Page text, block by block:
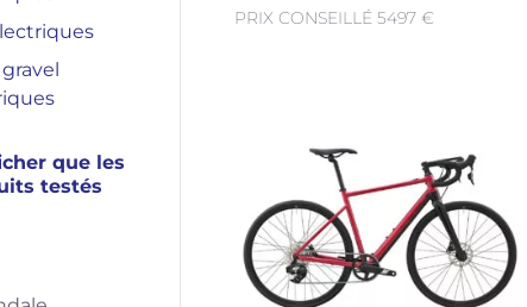
que les
testés
PRIX CONSEILLÉ 5497 €